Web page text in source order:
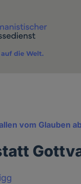
die Welt.
vom Glauben